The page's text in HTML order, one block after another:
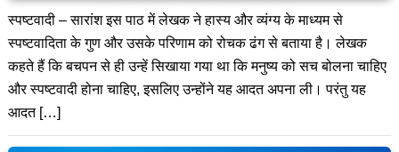
स्पष्टवादी – सारांश इस पाठ में लेखक ने हास्य और व्यंग्य के माध्यम से
स्पष्टवादिता के गुण और उसके परिणाम को रोचक ढंग से बताया है। लेखक
कहते हैं कि बचपन से ही उन्हें सिखाया गया था कि मनुष्य को सच बोलना चाहिए
और स्पष्टवादी होना चाहिए, इसलिए उन्होंने यह आदत अपना ली। परंतु यह
आदत […]